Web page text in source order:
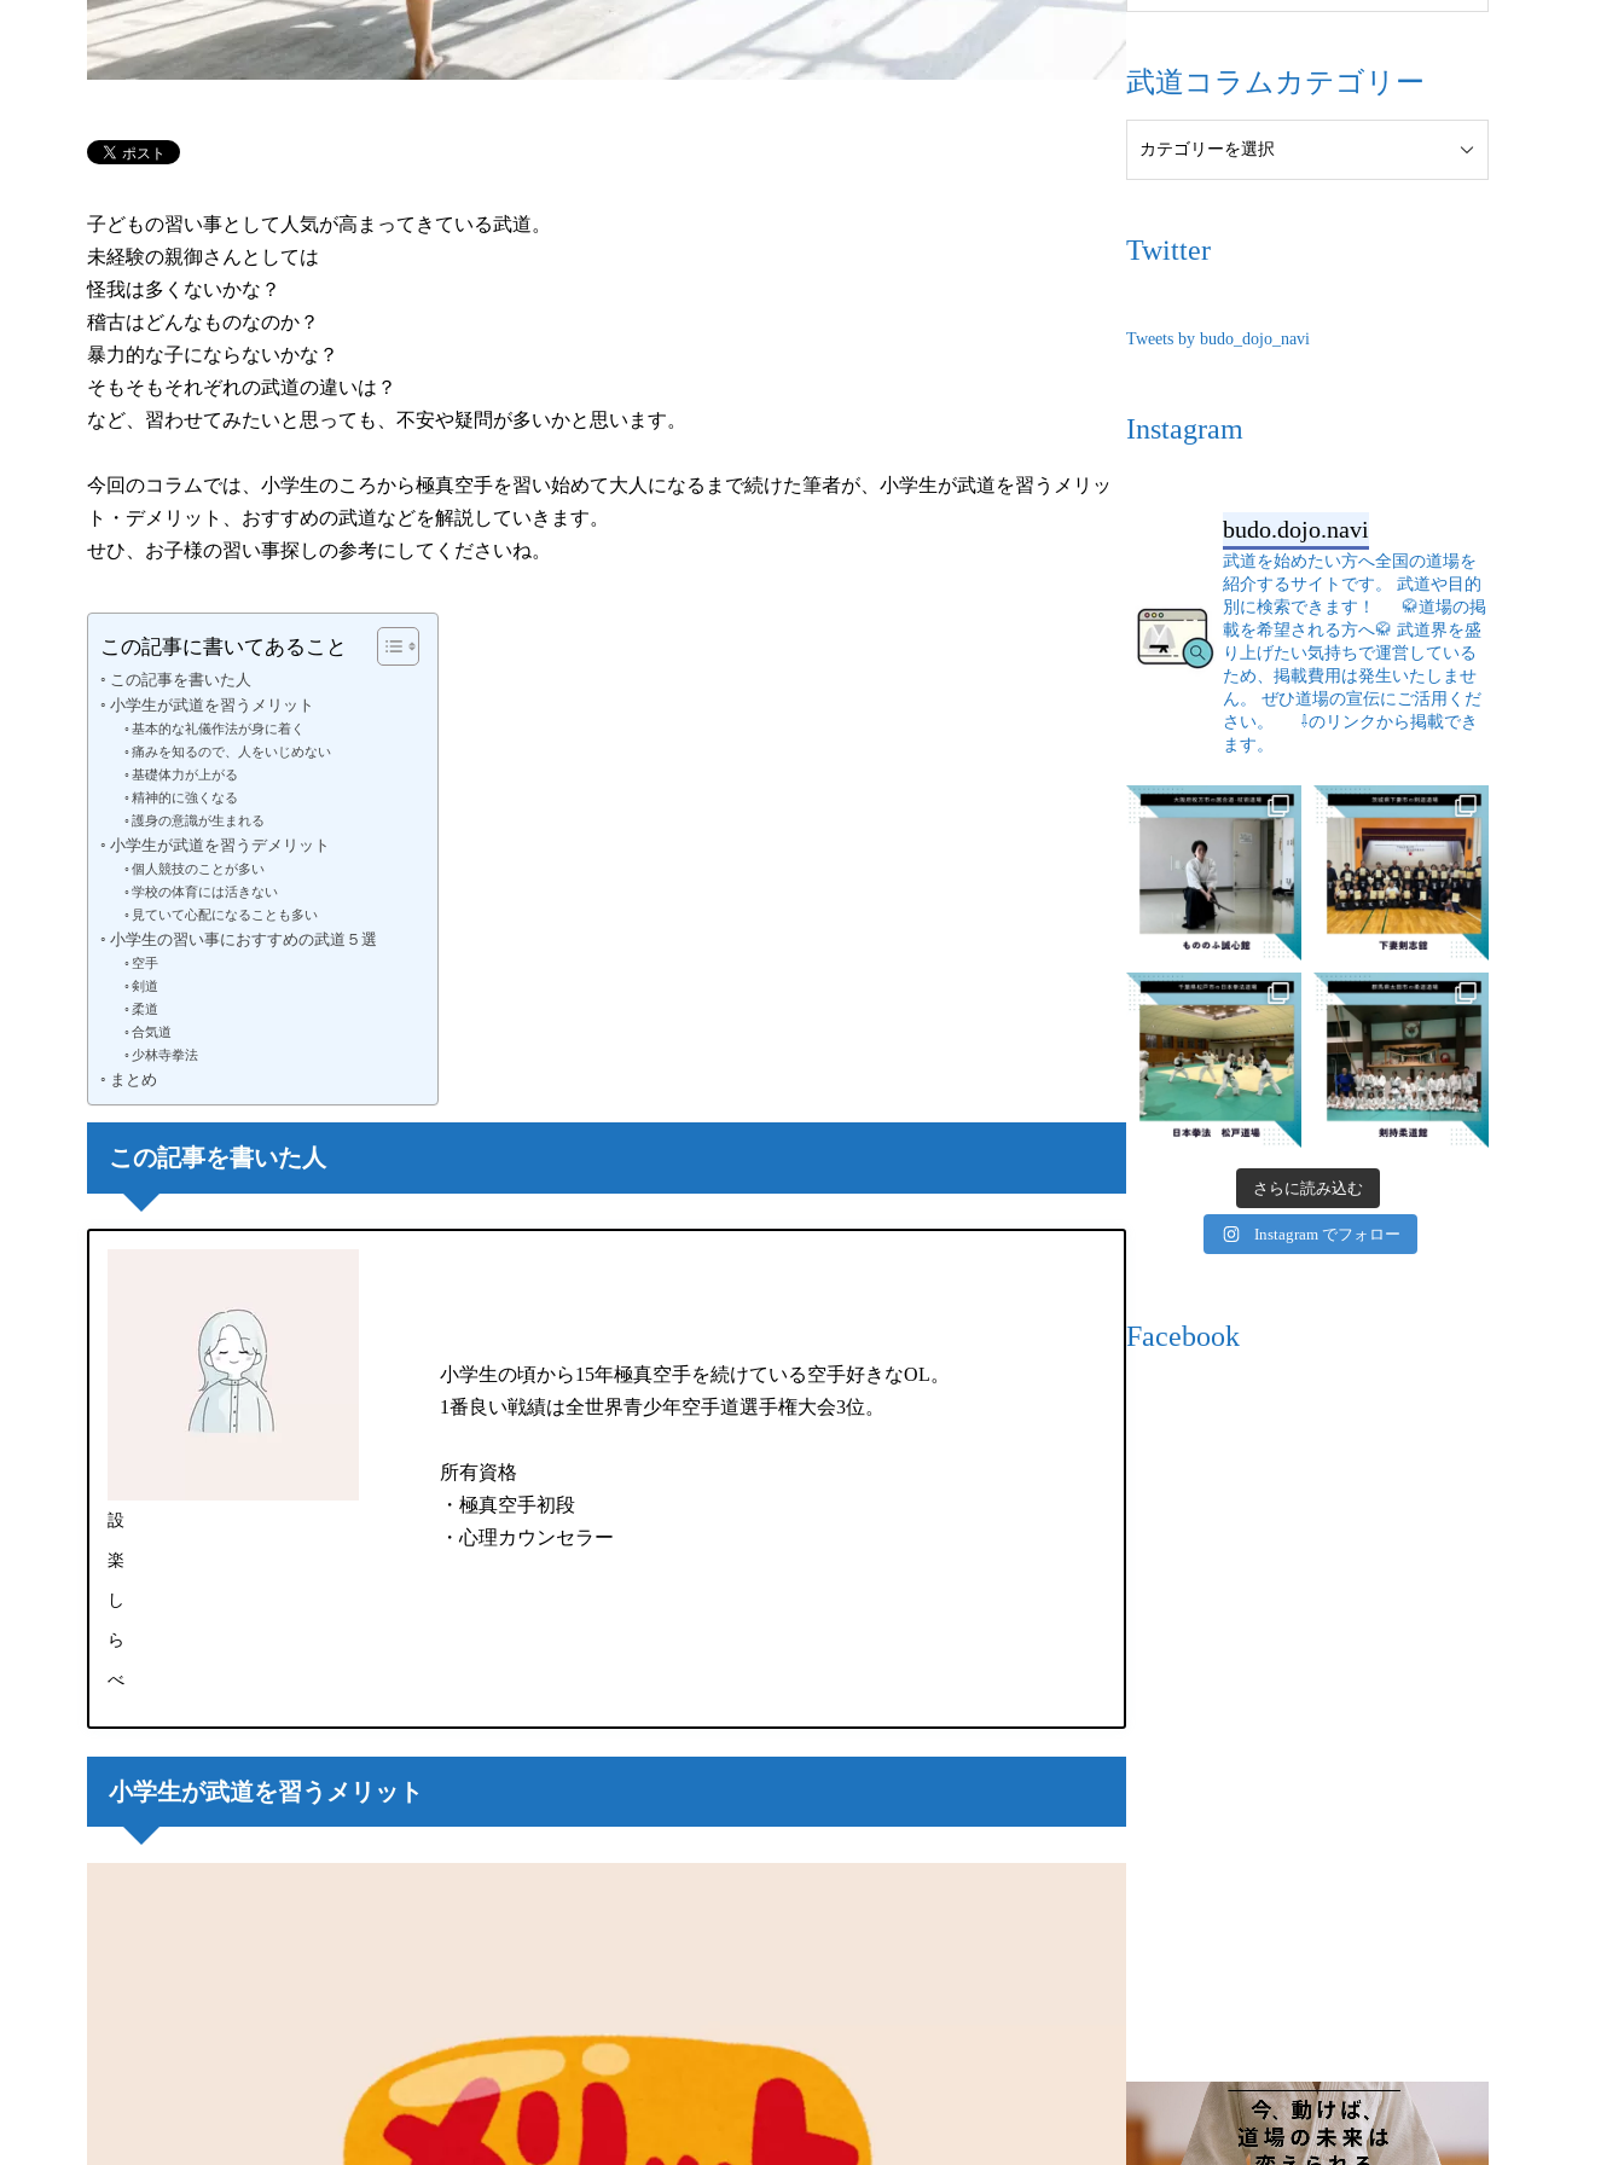
子どもの習い事として人気が高まってきている武道。
未経験の親御さんとしては
怪我は多くないかな？
稽古はどんなものなのか？
暴力的な子にならないかな？
そもそもそれぞれの武道の違いは？
など、習わせてみたいと思っても、不安や疑問が多いかと思います。
今回のコラムでは、小学生のころから極真空手を習い始めて大人になるまで続けた筆者が、小学生が武道を習うメリッ
ト・デメリット、おすすめの武道などを解説していきます。
せひ、お子様の習い事探しの参考にしてくださいね。
この記事に書いてあること
この記事を書いた人
小学生が武道を習うメリット
基本的な礼儀作法が身に着く
痛みを知るので、人をいじめない
基礎体力が上がる
精神的に強くなる
護身の意識が生まれる
小学生が武道を習うデメリット
個人競技のことが多い
学校の体育には活きない
見ていて心配になることも多い
小学生の習い事におすすめの武道５選
空手
剣道
柔道
合気道
少林寺拳法
まとめ
この記事を書いた人
設
楽
し
ら
べ
小学生の頃から15年極真空手を続けている空手好きなOL。
1番良い戦績は全世界青少年空手道選手権大会3位。
所有資格
・極真空手初段
・心理カウンセラー
小学生が武道を習うメリット
武道コラムカテゴリー
Twitter
Tweets by budo_dojo_navi
Instagram
budo.dojo.navi
武道を始めたい方へ全国の道場を
紹介するサイトです。
武道や目的
別に検索できます！
🥋道場の掲
載を希望される方へ🥋 武道界を盛
り上げたい気持ちで運営している
ため、掲載費用は発生いたしませ
ん。
ぜひ道場の宣伝にご活用くだ
さい。
⇩のリンクから掲載でき
ます。
さらに読み込む
Instagram でフォロー
Facebook